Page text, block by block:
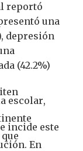
reportó
una
depresión
(42.2%)
escolar,
incide este
En